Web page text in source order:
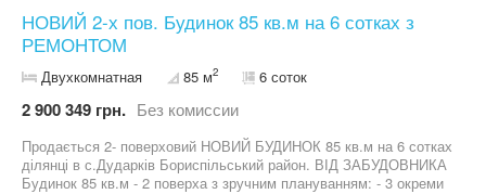
НОВИЙ 2-х пов. Будинок 85 кв.м на 6 сотках з
РЕМОНТОМ
Двухкомнатная 85 м2 6 соток
2 900 349 грн. Без комиссии
Продається 2- поверховий НОВИЙ БУДИНОК 85 кв.м на 6 сотках
ділянці в с.Дударків Бориспільський район. ВІД ЗАБУДОВНИКА
Будинок 85 кв.м - 2 поверха з зручним плануванням: - 3 окреми